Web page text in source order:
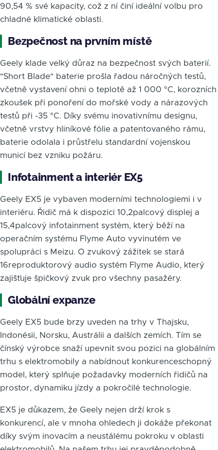
90,54 % své kapacity, což z ní činí ideální volbu pro
chladné klimatické oblasti.
Bezpečnost na prvním místě
Geely klade velký důraz na bezpečnost svých baterií.
"Short Blade" baterie prošla řadou náročných testů,
včetně vystavení ohni o teplotě až 1 000 °C, korozních
zkoušek při ponoření do mořské vody a nárazových
testů při -35 °C. Díky svému inovativnímu designu,
včetně vrstvy hliníkové fólie a patentovaného rámu,
baterie odolala i průstřelu standardní vojenskou
municí bez vzniku požáru.
Infotainment a interiér EX5
Geely EX5 je vybaven moderními technologiemi i v
interiéru. Řidič má k dispozici 10,2palcový displej a
15,4palcový infotainment systém, který běží na
operačním systému Flyme Auto vyvinutém ve
spolupráci s Meizu. O zvukový zážitek se stará
16reproduktorový audio systém Flyme Audio, který
zajišťuje špičkový zvuk pro všechny pasažéry.
Globální expanze
Geely EX5 bude brzy uveden na trhy v Thajsku,
Indonésii, Norsku, Austrálii a dalších zemích. Tím se
čínský výrobce snaží upevnit svou pozici na globálním
trhu s elektromobily a nabídnout konkurenceschopný
model, který splňuje požadavky moderních řidičů na
prostor, dynamiku jízdy a pokročilé technologie.
EX5 je důkazem, že Geely nejen drží krok s
konkurencí, ale v mnoha ohledech ji dokáže překonat
díky svým inovacím a neustálému pokroku v oblasti